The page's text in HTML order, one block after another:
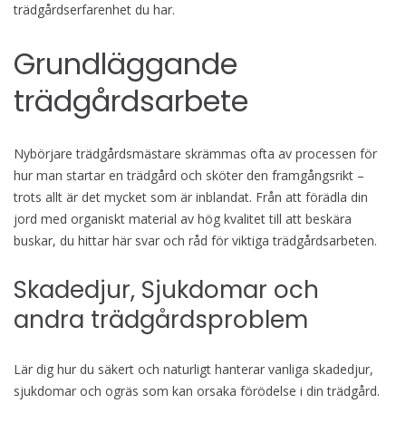
trädgårdserfarenhet du har.
Grundläggande
trädgårdsarbete
Nybörjare trädgårdsmästare skrämmas ofta av processen för
hur man startar en trädgård och sköter den framgångsrikt –
trots allt är det mycket som är inblandat. Från att förädla din
jord med organiskt material av hög kvalitet till att beskära
buskar, du hittar här svar och råd för viktiga trädgårdsarbeten.
Skadedjur, Sjukdomar och
andra trädgårdsproblem
Lär dig hur du säkert och naturligt hanterar vanliga skadedjur,
sjukdomar och ogräs som kan orsaka förödelse i din trädgård.